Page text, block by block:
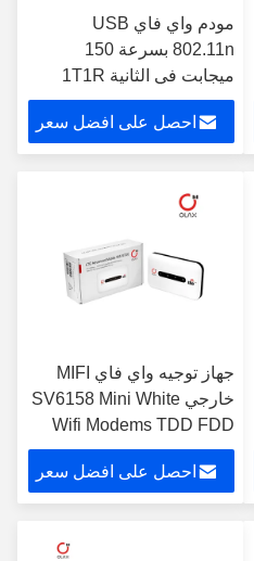
مودم واي فاي USB
802.11n بسرعة 150
ميجابت في الثانية 1T1R
مودم متنقل واسع النطاق 4G
LTE محمول
احصل على افضل سعر
جهاز توجيه واي فاي MIFI
خارجي SV6158 Mini White
Wifi Modems TDD FDD
احصل على افضل سعر